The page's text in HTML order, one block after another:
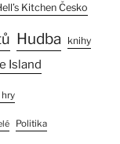
Kitchen Česko
Hudba knihy
Island
Politika